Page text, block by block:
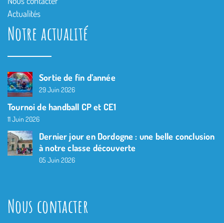
Actualités
Notre actualité
Sortie de fin d’année
29 Juin 2026
Tournoi de handball CP et CE1
11 Juin 2026
Dernier jour en Dordogne : une belle conclusion
à notre classe découverte
05 Juin 2026
Nous contacter